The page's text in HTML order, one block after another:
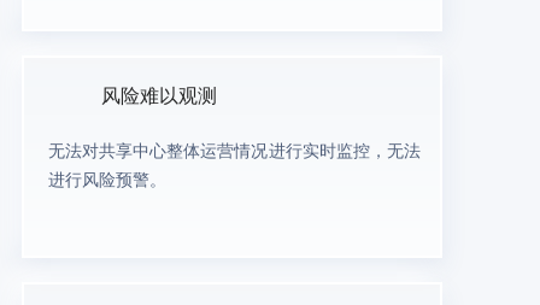
风险难以观测
无法对共享中心整体运营情况进行实时监控，无法
进行风险预警。